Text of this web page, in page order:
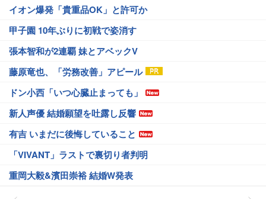
イオン爆発「貴重品OK」と許可か
甲子園 10年ぶりに初戦で姿消す
張本智和が2連覇 妹とアベックV
藤原竜也、「労務改善」アピール
ドン小西「いつ心臓止まっても」
新人声優 結婚願望を吐露し反響
有吉 いまだに後悔していること
「VIVANT」ラストで裏切り者判明
重岡大毅&濱田崇裕 結婚W発表